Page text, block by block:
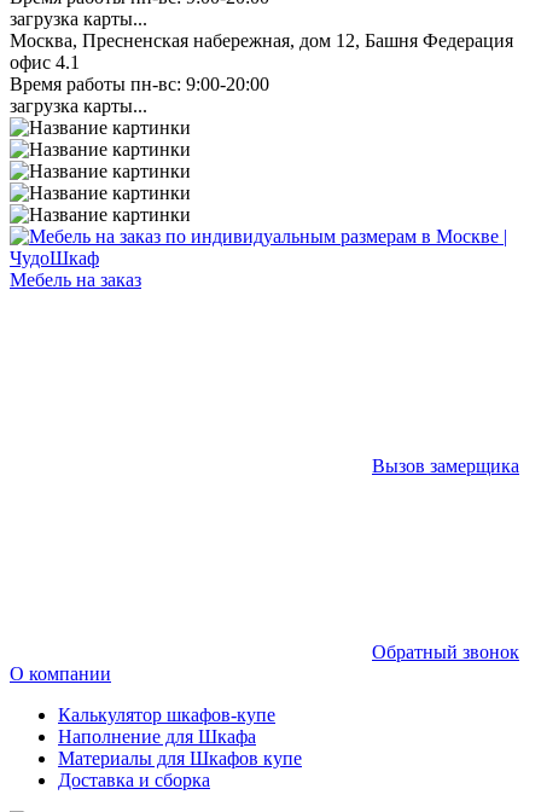
загрузка карты...
Москва, Пресненская набережная, дом 12, Башня Федерация
офис 4.1
Время работы пн-вс: 9:00-20:00
загрузка карты...
Мебель на заказ
Вызов замерщика
Обратный звонок
О компании
Калькулятор шкафов-купе
Наполнение для Шкафа
Материалы для Шкафов купе
Доставка и сборка